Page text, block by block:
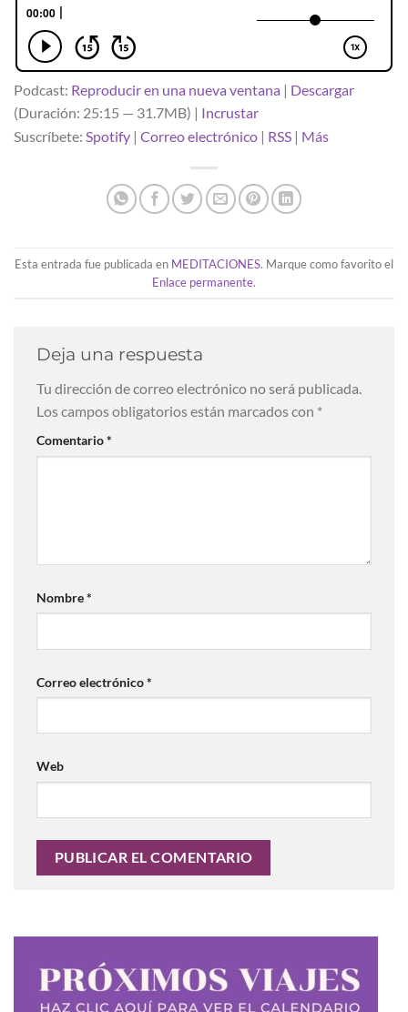
Podcast: Reproducir en una nueva ventana | Descargar
(Duración: 25:15 — 31.7MB) | Incrustar
Suscríbete: Spotify | Correo electrónico | RSS | Más
Esta entrada fue publicada en MEDITACIONES. Marque como favorito el
Enlace permanente.
Deja una respuesta
Tu dirección de correo electrónico no será publicada.
Los campos obligatorios están marcados con *
Comentario*
Nombre*
Correo electrónico*
Web